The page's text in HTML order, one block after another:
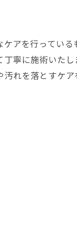
アを行ってい
寧に施術いた
れを落とすケ